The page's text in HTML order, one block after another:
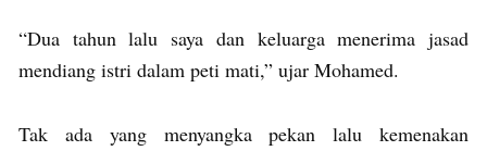
“Dua tahun lalu saya dan keluarga menerima jasad
mendiang istri dalam peti mati,” ujar Mohamed.
Tak ada yang menyangka pekan lalu kemenakan